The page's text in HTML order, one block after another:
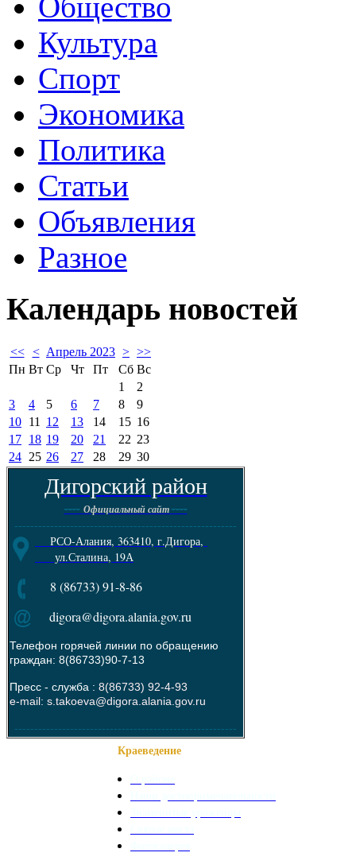
Общество
Культура
Спорт
Экономика
Политика
Статьи
Объявления
Разное
Календарь новостей
<< < Апрель 2023 > >>
Пн Вт Ср Чт Пт Сб Вс
1
2
3
4 5 6 7 8
9
10 11 12 13 14 15 16
17 18 19 20 21 22 23
24 25 26 27 28 29 30
Дигорский район
---- Официальный сайт----
--------------------------------------------------------
РСО-Алания, 363410, г.Дигора,
ул.Сталина, 19А
8 (86733) 91-8-86
digora@digora.alania.gov.ru
Телефон горячей линии по обращению
граждан: 8(86733)90-7-13
Пресс - служба : 8(86733) 92-4-93
e-mail: s.takoeva@digora.alania.gov.ru
--------------------------------------------------------
Краеведение